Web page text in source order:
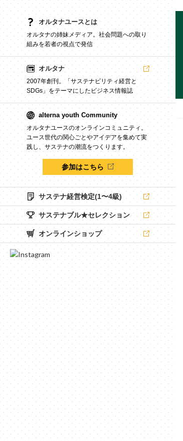
オルタナユースとは
オルタナの姉妹メディア。社会問題への取り
組みを若者の視点で発信
オルタナ
2007年創刊。「サステナビリティ経営と
SDGs」をテーマにしたビジネス情報誌
alterna youth Community
オルタナユースのオンラインコミュニティ。
ユース世代の関心ごとやアイデアを集めて実
践し、サステナの潮流をつくります。
参加はこちら
サステナ経営検定(1〜4級)
サステナブル★セレクション
オンラインショップ